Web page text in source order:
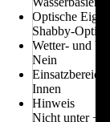
Optische
Shabby-Optik
Wetter- und
Nein
Einsatzbereich
Innen
Hinweis
Nicht unter +8